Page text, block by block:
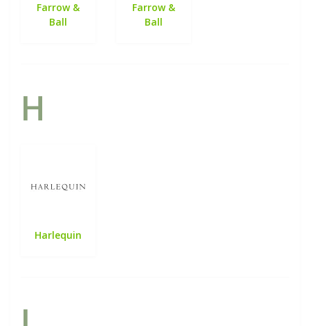
Farrow &
Ball
Farrow &
Ball
H
Harlequin